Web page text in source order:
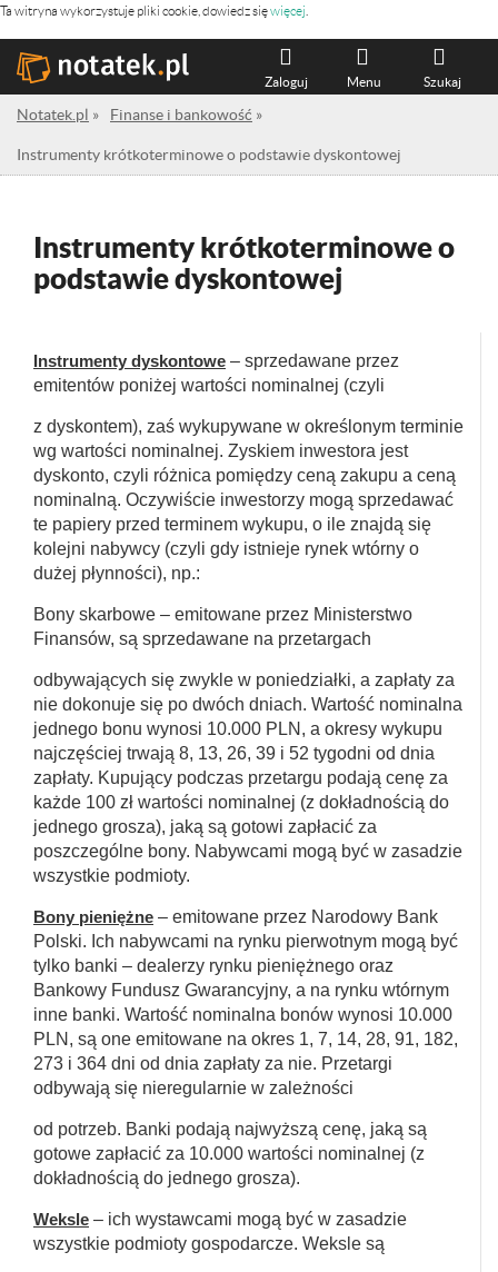
Ta witryna wykorzystuje pliki cookie, dowiedz sięwięcej
Szukaj
Menu
Zaloguj
Notatek.pl » Finanse i bankowość »
Instrumenty krótkoterminowe o podstawie dyskontowej
Instrumenty krótkoterminowe o
podstawie dyskontowej
Instrumenty dyskontowe – sprzedawane przez
emitentów poniżej wartości nominalnej (czyli
z dyskontem), zaś wykupywane w określonym terminie
wg wartości nominalnej. Zyskiem inwestora jest
dyskonto, czyli różnica pomiędzy ceną zakupu a ceną
nominalną. Oczywiście inwestorzy mogą sprzedawać
te papiery przed terminem wykupu, o ile znajdą się
kolejni nabywcy (czyli gdy istnieje rynek wtórny o
dużej płynności), np.:
Bony skarbowe – emitowane przez Ministerstwo
Finansów, są sprzedawane na przetargach
odbywających się zwykle w poniedziałki, a zapłaty za
nie dokonuje się po dwóch dniach. Wartość nominalna
jednego bonu wynosi 10.000 PLN, a okresy wykupu
najczęściej trwają 8, 13, 26, 39 i 52 tygodni od dnia
zapłaty. Kupujący podczas przetargu podają cenę za
każde 100 zł wartości nominalnej (z dokładnością do
jednego grosza), jaką są gotowi zapłacić za
poszczególne bony. Nabywcami mogą być w zasadzie
wszystkie podmioty.
Bony pieniężne – emitowane przez Narodowy Bank
Polski. Ich nabywcami na rynku pierwotnym mogą być
tylko banki – dealerzy rynku pieniężnego oraz
Bankowy Fundusz Gwarancyjny, a na rynku wtórnym
inne banki. Wartość nominalna bonów wynosi 10.000
PLN, są one emitowane na okres 1, 7, 14, 28, 91, 182,
273 i 364 dni od dnia zapłaty za nie. Przetargi
odbywają się nieregularnie w zależności
od potrzeb. Banki podają najwyższą cenę, jaką są
gotowe zapłacić za 10.000 wartości nominalnej (z
dokładnością do jednego grosza).
Weksle – ich wystawcami mogą być w zasadzie
wszystkie podmioty gospodarcze. Weksle są